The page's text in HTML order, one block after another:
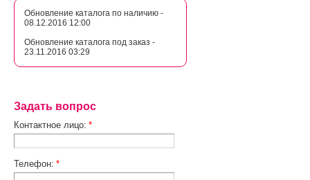
Обновление каталога по наличию -
08.12.2016 12:00
Обновление каталога под заказ -
23.11.2016 03:29
Задать вопрос
Контактное лицо: *
Телефон: *